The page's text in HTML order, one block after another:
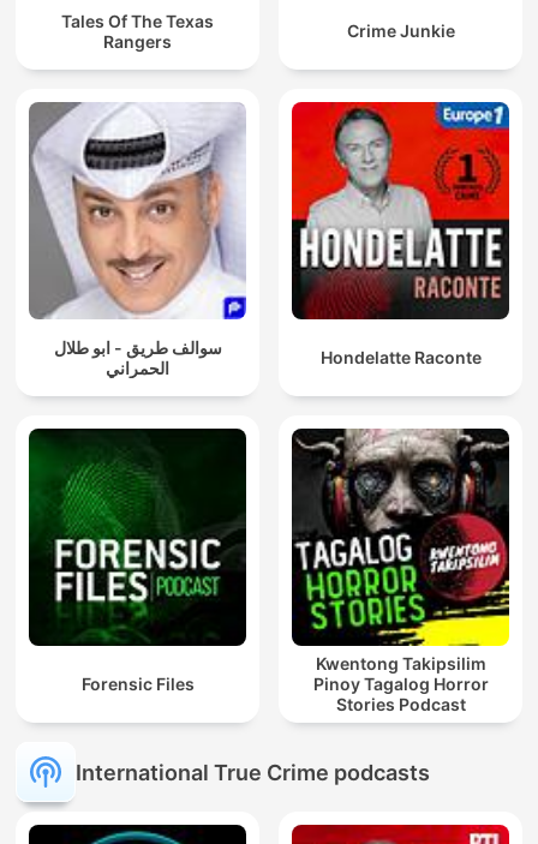
Tales Of The Texas
Rangers
Crime Junkie
سوالف طريق - ابو طلال
الحمراني
Hondelatte Raconte
Forensic Files
Kwentong Takipsilim
Pinoy Tagalog Horror
Stories Podcast
International True Crime podcasts